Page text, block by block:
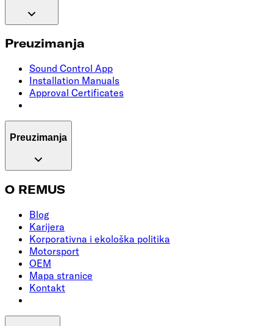
Preuzimanja
Sound Control App
Installation Manuals
Approval Certificates
Preuzimanja
O REMUS
Blog
Karijera
Korporativna i ekološka politika
Motorsport
OEM
Mapa stranice
Kontakt